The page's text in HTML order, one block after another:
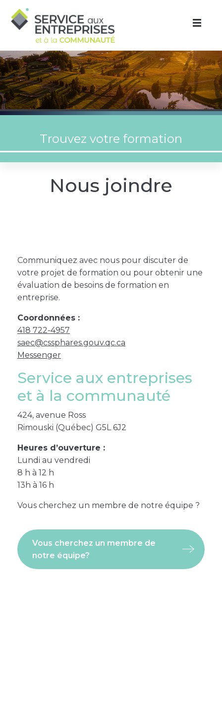
Nous joindre
Communiquez avec nous pour discuter de
votre projet de formation ou pour obtenir une
évaluation de besoins de formation en
entreprise.
Coordonnées :
418 722-4957
saec@cssphares.gouv.qc.ca
Messenger
Service aux entreprises
et à la communauté
424, avenue Ross
Rimouski (Québec) G5L 6J2
Heures d’ouverture :
Lundi au vendredi
8 h à 12 h
13h à 16 h
Vous cherchez un membre de notre équipe ?
Vous cherchez un membre de
notre équipe?